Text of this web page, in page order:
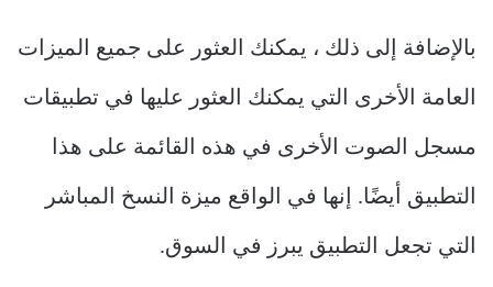
بالإضافة إلى ذلك ، يمكنك العثور على جميع الميزات
العامة الأخرى التي يمكنك العثور عليها في تطبيقات
مسجل الصوت الأخرى في هذه القائمة على هذا
التطبيق أيضًا. إنها في الواقع ميزة النسخ المباشر
التي تجعل التطبيق يبرز في السوق.